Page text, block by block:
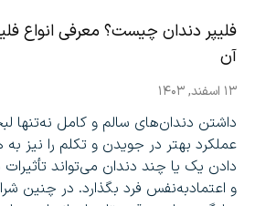
فلیپر دندان چیست؟ معرفی انواع
آن
۱۳ اسفند, ۱۴۰۳
داشتن دندان‌های سالم و کامل نه‌تنها
عملکرد بهتر در جویدن و تکلم را نیز به
دادن یک یا چند دندان می‌تواند
و اعتمادبه‌نفس فرد بگذارد. در چنین